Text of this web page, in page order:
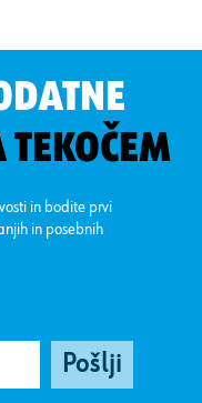
TEKOČEM
in bodite prvi
in posebnih